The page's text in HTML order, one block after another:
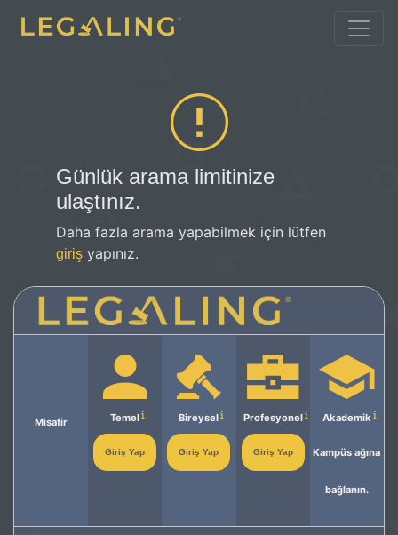
Günlük arama limitinize
ulaştınız.
Daha fazla arama yapabilmek için lütfen
giriş yapınız.
Misafir Temel
Giriş Yap
Bireysel
Giriş Yap
Profesyonel
Giriş Yap
Akademik
Kampüs ağına
bağlanın.